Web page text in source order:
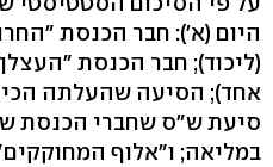
היום (א'): חבר הכנסת
(ליכוד); חבר הכנסת
אחד); הסיעה שהעלתה
סיעת ש"ס שחברי הכנסת
במליאה; ו"אלוף